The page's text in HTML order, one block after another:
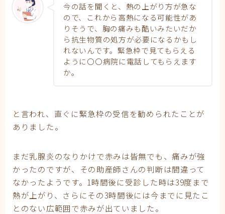
今の話を聞くと、熱の上がり方が急な
ので、これから高熱になる可能性があ
りそうで、胸の痛みも酷いみたいだか
ら抗生物質の処方が必要になるかもし
れないんです。緊急枠で見てもらえる
ように〇〇病院に電話してもらえます
か。
と言われ、直ぐに緊急枠の受信を勧められたことが
ありました。
まだ乳腺炎のなりかけで赤みは皆無でも、痛みが強
かったのですが、その助産師さんの判断は間違って
なかったようです。1時間後に受診した時は39度まで
熱が上がり、さらにその3時間後には今までに見たこ
とのない広範囲で赤みが出ていました。